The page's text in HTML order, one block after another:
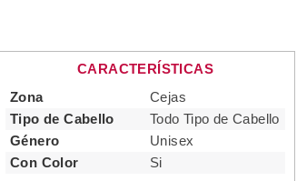
CARACTERÍSTICAS
Zona
Cejas
Tipo de Cabello
Todo Tipo de Cabello
Género
Unisex
Con Color
Si